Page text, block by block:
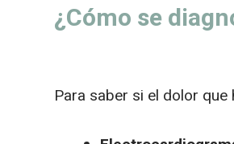
¿Cómo se
Para saber si el dolor